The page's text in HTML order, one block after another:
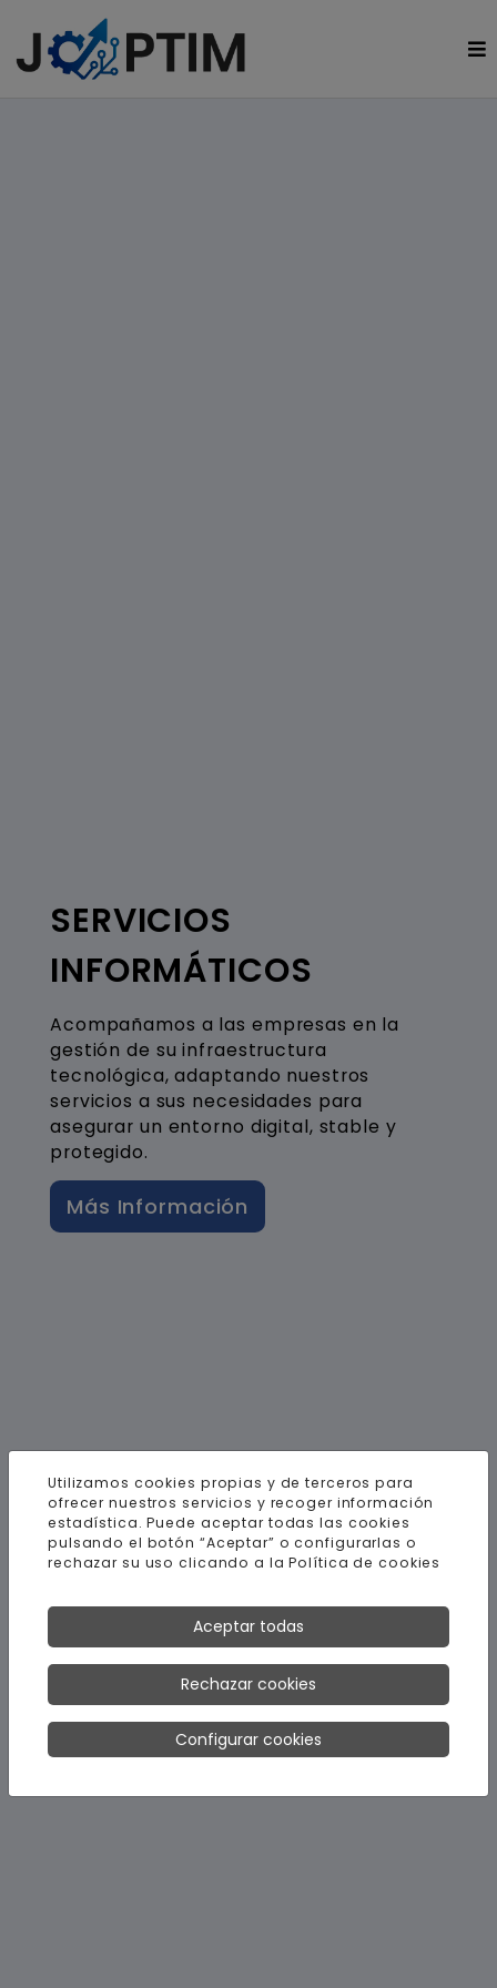
SERVICIOS
INFORMÁTICOS
Acompañamos a las empresas en la
gestión de su infraestructura
tecnológica, adaptando nuestros
servicios a sus necesidades para
asegurar un entorno digital, stable y
protegido.
Más Información
Utilizamos cookies propias y de terceros para
ofrecer nuestros servicios y recoger información
estadística. Puede aceptar todas las cookies
pulsando el botón “Aceptar” o configurarlas o
rechazar su uso clicando a laPolítica de cookies
Aceptar todas
Rechazar cookies
Configurar cookies